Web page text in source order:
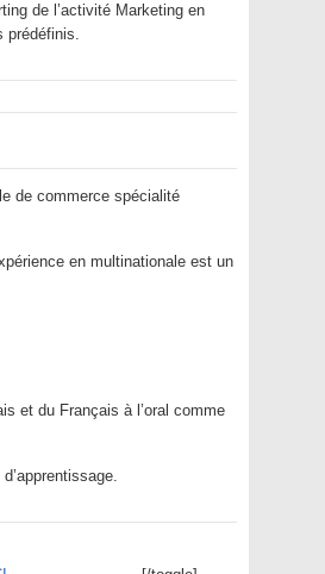
de l’activité Marketing en
prédéfinis.
de commerce spécialité
en multinationale est un
et du Français à l’oral comme